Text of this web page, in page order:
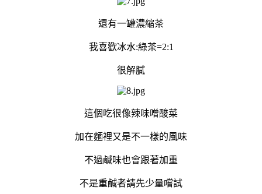
還有一罐濃縮茶
我喜歡冰水:綠茶=2:1
很解膩
這個吃很像辣味噌酸菜
加在麵裡又是不一樣的風味
不過鹹味也會跟著加重
不是重鹹者請先少量嚐試